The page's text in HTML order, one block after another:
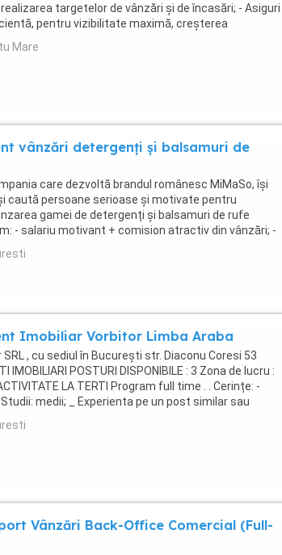
targetelor de vânzări și de încasări; - Asiguri
pentru vizibilitate maximă, creșterea
...
Mare
vânzări detergenți și balsamuri de
care dezvoltă brandul românesc MiMaSo, își
caută persoane serioase și motivate pentru
gamei de detergenți și balsamuri de rufe
- salariu motivant + comision atractiv din vânzări; -
creștere profesională; - ...
Imobiliar Vorbitor Limba Araba
, cu sediul în București str. Diaconu Coresi 53
IMOBILIARI POSTURI DISPONIBILE : 3 Zona de lucru :
LA TERTI Program full time . . Cerințe: -
medii; _ Experienta pe un post similar sau
...
Vânzări Back-Office Comercial (Full-